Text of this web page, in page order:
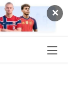
✕